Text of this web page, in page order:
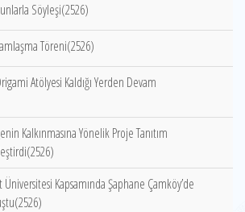
Söyleşi(2526)
Töreni(2526)
Atölyesi Kaldığı Yerden Devam
Kalkınmasına Yönelik Proje Tanıtım
Kapsamında Şaphane Çamköy’de